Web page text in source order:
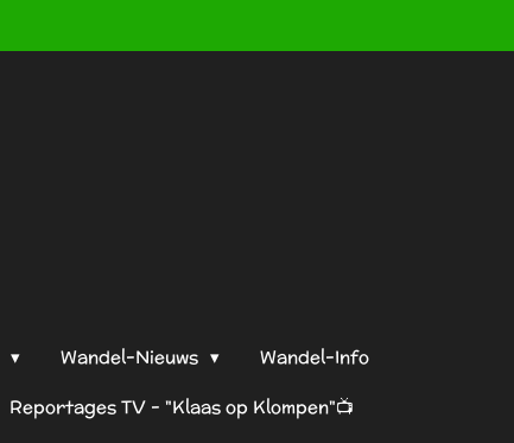
Wandel-Nieuws
Wandel-Info
Reportages TV - "Klaas op Klompen"📺